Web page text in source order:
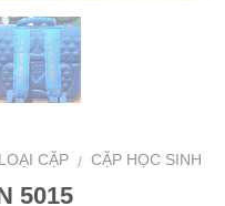
CẶP / CẶP HỌC SINH
5015